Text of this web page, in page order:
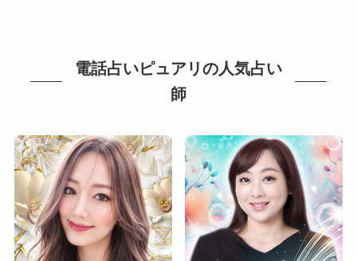
電話占いピュアリの人気占い
師